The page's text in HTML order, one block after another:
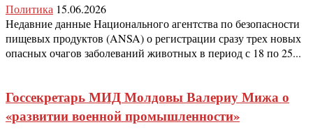
Политика 15.06.2026
Недавние данные Национального агентства по безопасности
пищевых продуктов (ANSA) о регистрации сразу трех новых
опасных очагов заболеваний животных в период с 18 по 25...
Госсекретарь МИД Молдовы Валериу Мижа о
«развитии военной промышленности»